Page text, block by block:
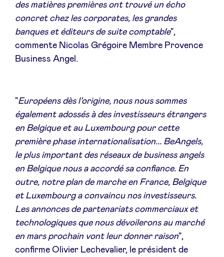
Health Expert Circle
fr en
LinkedIn
des matières premières ont trouvé un écho
concret chez les corporates, les grandes
banques et éditeurs de suite comptable",
commente Nicolas Grégoire Membre Provence
Business Angel.
"Européens dès l’origine, nous nous sommes
également adossés à des investisseurs étrangers
en Belgique et au Luxembourg pour cette
première phase internationalisation... BeAngels,
le plus important des réseaux de business angels
en Belgique nous a accordé sa confiance. En
outre, notre plan de marche en France, Belgique
et Luxembourg a convaincu nos investisseurs.
Les annonces de partenariats commerciaux et
technologiques que nous dévoilerons au marché
en mars prochain vont leur donner raison",
confirme Olivier Lechevalier, le président de